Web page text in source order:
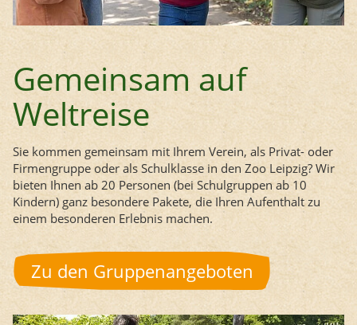
Gemeinsam auf
Weltreise
Sie kommen gemeinsam mit Ihrem Verein, als Privat- oder
Firmengruppe oder als Schulklasse in den Zoo Leipzig? Wir
bieten Ihnen ab 20 Personen (bei Schulgruppen ab 10
Kindern) ganz besondere Pakete, die Ihren Aufenthalt zu
einem besonderen Erlebnis machen.
Zu den Gruppenangeboten